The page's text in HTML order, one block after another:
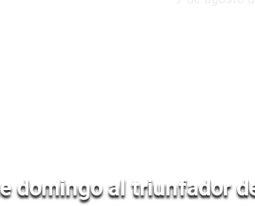
domingo al triunfador